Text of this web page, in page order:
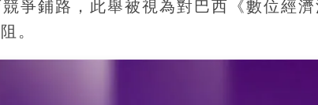
爭鋪路，此舉被視為對巴西《數位經
。